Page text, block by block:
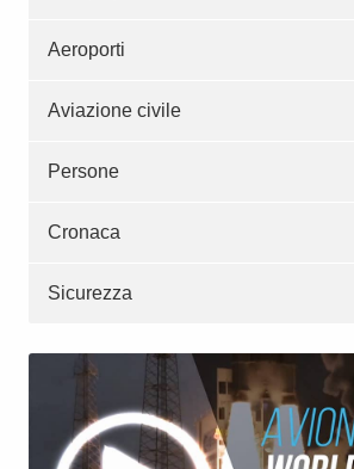
Aeroporti
Aviazione civile
Persone
Cronaca
Sicurezza